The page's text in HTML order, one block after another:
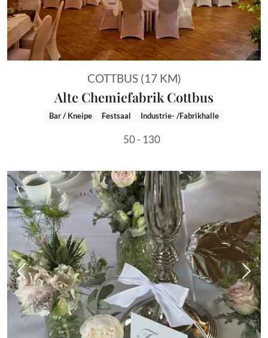
COTTBUS (17 KM)
Alte Chemiefabrik Cottbus
Bar / Kneipe Festsaal Industrie- /Fabrikhalle
50 - 130
Vorheriges Bild